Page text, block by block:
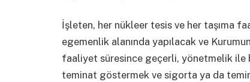
İşleten, her nükleer tesis ve her taşıma
egemenlik alanında yapılacak ve
faaliyet süresince geçerli, yönetmelik ile
teminat göstermek ve sigorta ya da